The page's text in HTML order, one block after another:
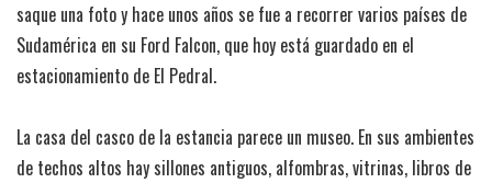
saque una foto y hace unos años se fue a recorrer varios países de
Sudamérica en su Ford Falcon, que hoy está guardado en el
estacionamiento de El Pedral.
La casa del casco de la estancia parece un museo. En sus ambientes
de techos altos hay sillones antiguos, alfombras, vitrinas, libros de